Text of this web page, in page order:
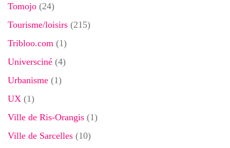
Tomojo (24)
Tourisme/loisirs (215)
Tribloo.com (1)
Universciné (4)
Urbanisme (1)
UX (1)
Ville de Ris-Orangis (1)
Ville de Sarcelles (10)